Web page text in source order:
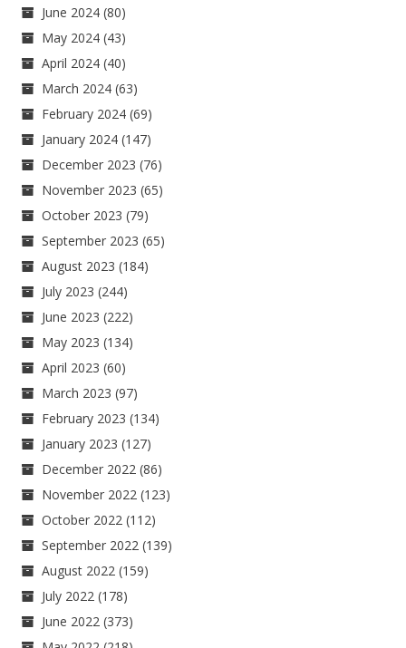
June 2024 (80)
May 2024 (43)
April 2024 (40)
March 2024 (63)
February 2024 (69)
January 2024 (147)
December 2023 (76)
November 2023 (65)
October 2023 (79)
September 2023 (65)
August 2023 (184)
July 2023 (244)
June 2023 (222)
May 2023 (134)
April 2023 (60)
March 2023 (97)
February 2023 (134)
January 2023 (127)
December 2022 (86)
November 2022 (123)
October 2022 (112)
September 2022 (139)
August 2022 (159)
July 2022 (178)
June 2022 (373)